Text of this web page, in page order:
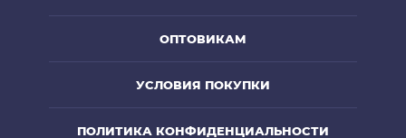
ОПТОВИКАМ
УСЛОВИЯ ПОКУПКИ
ПОЛИТИКА КОНФИДЕНЦИАЛЬНОСТИ